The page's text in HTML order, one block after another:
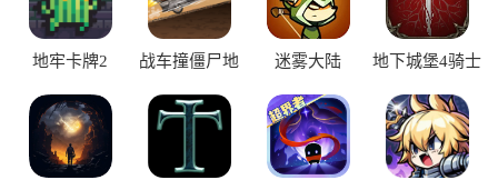
地牢卡牌2
战车撞僵尸地
迷雾大陆
地下城堡4骑士